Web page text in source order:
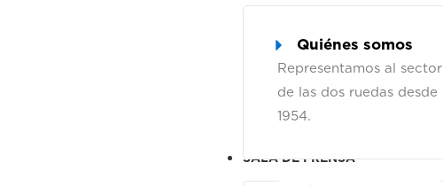
Quiénes somos
Representamos al sector
de las dos ruedas desde
1954.
SALA DE PRENSA